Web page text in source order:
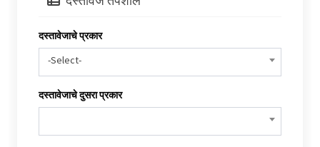
दस्तावेजाचे प्रकार
-Select-
दस्तावेजाचे दुसरा प्रकार